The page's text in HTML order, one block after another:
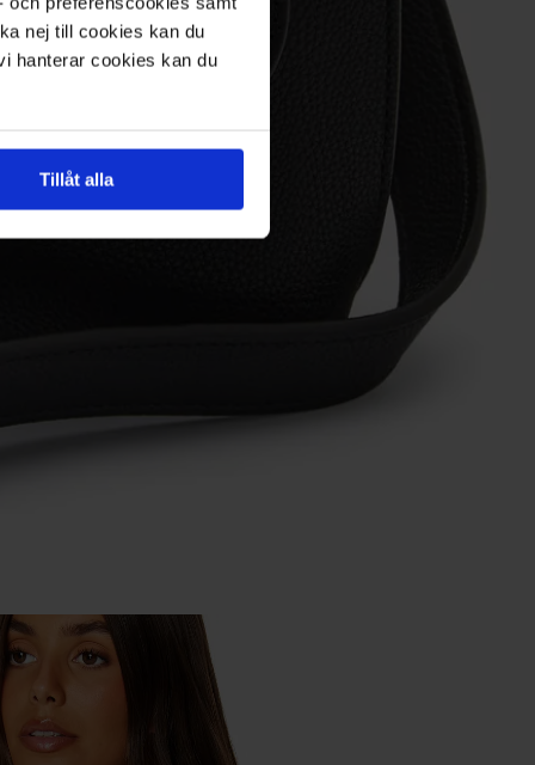
nej till cookies kan du
hanterar cookies kan du
Tillåt alla